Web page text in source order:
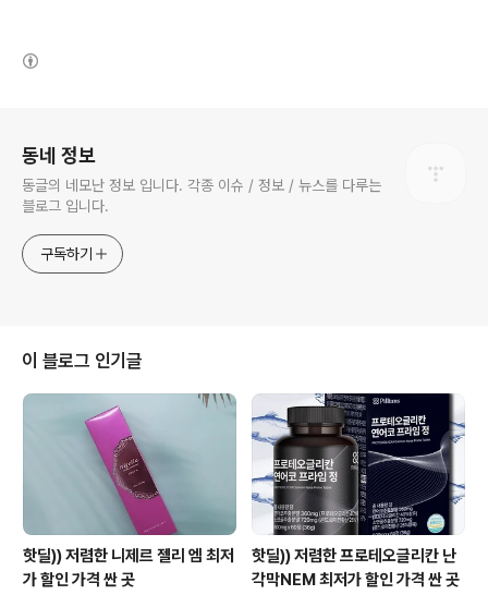
동네 정보
동글의 네모난 정보 입니다. 각종 이슈 / 정보 / 뉴스를 다루는
블로그 입니다.
구독하기
이 블로그 인기글
핫딜)) 저렴한 니제르 젤리 엠 최저
가 할인 가격 싼 곳
핫딜)) 저렴한 프로테오글리칸 난
각막NEM 최저가 할인 가격 싼 곳